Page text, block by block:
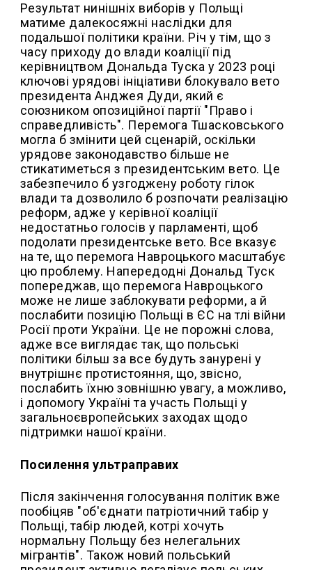
Результат нинішніх виборів у Польщі
матиме далекосяжні наслідки для
подальшої політики країни. Річ у тім, що з
часу приходу до влади коаліції під
керівництвом Дональда Туска у 2023 році
ключові урядові ініціативи блокувало вето
президента Анджея Дуди, який є
союзником опозиційної партії "Право і
справедливість". Перемога Тшасковського
могла б змінити цей сценарій, оскільки
урядове законодавство більше не
стикатиметься з президентським вето. Це
забезпечило б узгоджену роботу гілок
влади та дозволило б розпочати реалізацію
реформ, адже у керівної коаліції
недостатньо голосів у парламенті, щоб
подолати президентське вето. Все вказує
на те, що перемога Навроцького масштабує
цю проблему. Напередодні Дональд Туск
попереджав, що перемога Навроцького
може не лише заблокувати реформи, а й
послабити позицію Польщі в ЄС на тлі війни
Росії проти України. Це не порожні слова,
адже все виглядає так, що польські
політики більш за все будуть занурені у
внутрішнє протистояння, що, звісно,
послабить їхню зовнішню увагу, а можливо,
і допомогу Україні та участь Польщі у
загальноєвропейських заходах щодо
підтримки нашої країни.
Посилення ультраправих
Після закінчення голосування політик вже
пообіцяв "об'єднати патріотичний табір у
Польщі, табір людей, котрі хочуть
нормальну Польщу без нелегальних
мігрантів". Також новий польський